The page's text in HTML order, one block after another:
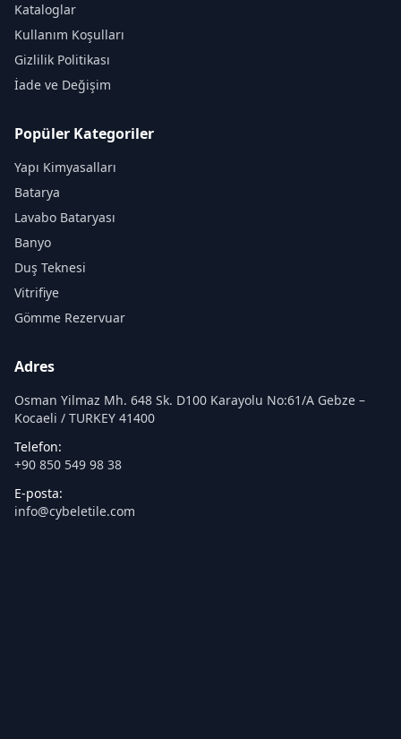
Kataloglar
Kullanım Koşulları
Gizlilik Politikası
İade ve Değişim
Popüler Kategoriler
Yapı Kimyasalları
Batarya
Lavabo Bataryası
Banyo
Duş Teknesi
Vitrifiye
Gömme Rezervuar
Adres
Osman Yilmaz Mh. 648 Sk. D100 Karayolu No:61/A Gebze –
Kocaeli / TURKEY 41400
Telefon:
+90 850 549 98 38
E-posta:
info@cybeletile.com